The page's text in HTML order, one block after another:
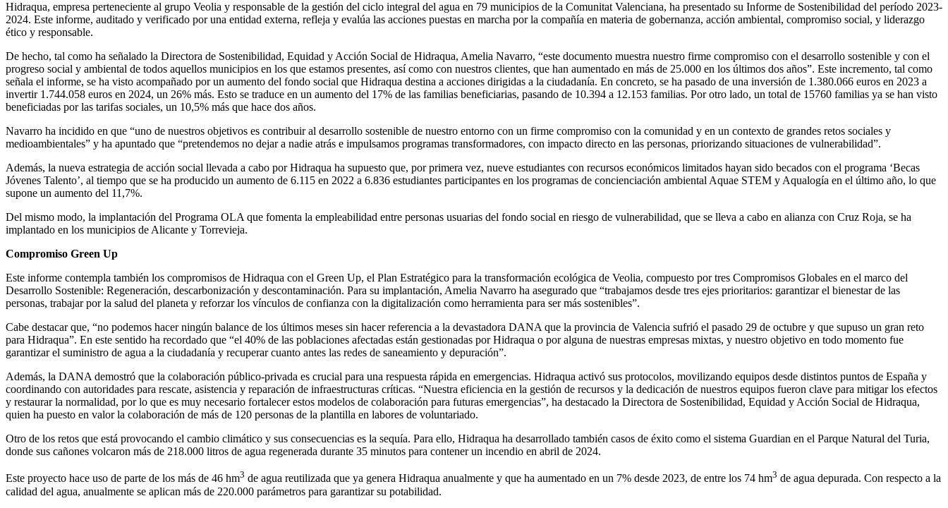
Hidraqua, empresa perteneciente al grupo Veolia y responsable de la gestión del ciclo integral del agua en 79 municipios de la Comunitat Valenciana, ha presentado su Informe de Sostenibilidad del período 2023-
2024. Este informe, auditado y verificado por una entidad externa, refleja y evalúa las acciones puestas en marcha por la compañía en materia de gobernanza, acción ambiental, compromiso social, y liderazgo
ético y responsable.
De hecho, tal como ha señalado la Directora de Sostenibilidad, Equidad y Acción Social de Hidraqua, Amelia Navarro, “este documento muestra nuestro firme compromiso con el desarrollo sostenible y con el
progreso social y ambiental de todos aquellos municipios en los que estamos presentes, así como con nuestros clientes, que han aumentado en más de 25.000 en los últimos dos años”. Este incremento, tal como
señala el informe, se ha visto acompañado por un aumento del fondo social que Hidraqua destina a acciones dirigidas a la ciudadanía. En concreto, se ha pasado de una inversión de 1.380.066 euros en 2023 a
invertir 1.744.058 euros en 2024, un 26% más. Esto se traduce en un aumento del 17% de las familias beneficiarias, pasando de 10.394 a 12.153 familias. Por otro lado, un total de 15760 familias ya se han visto
beneficiadas por las tarifas sociales, un 10,5% más que hace dos años.
Navarro ha incidido en que “uno de nuestros objetivos es contribuir al desarrollo sostenible de nuestro entorno con un firme compromiso con la comunidad y en un contexto de grandes retos sociales y
medioambientales” y ha apuntado que “pretendemos no dejar a nadie atrás e impulsamos programas transformadores, con impacto directo en las personas, priorizando situaciones de vulnerabilidad”.
Además, la nueva estrategia de acción social llevada a cabo por Hidraqua ha supuesto que, por primera vez, nueve estudiantes con recursos económicos limitados hayan sido becados con el programa ‘Becas
Jóvenes Talento’, al tiempo que se ha producido un aumento de 6.115 en 2022 a 6.836 estudiantes participantes en los programas de concienciación ambiental Aquae STEM y Aqualogía en el último año, lo que
supone un aumento del 11,7%.
Del mismo modo, la implantación del Programa OLA que fomenta la empleabilidad entre personas usuarias del fondo social en riesgo de vulnerabilidad, que se lleva a cabo en alianza con Cruz Roja, se ha
implantado en los municipios de Alicante y Torrevieja.
Compromiso Green Up
Este informe contempla también los compromisos de Hidraqua con el Green Up, el Plan Estratégico para la transformación ecológica de Veolia, compuesto por tres Compromisos Globales en el marco del
Desarrollo Sostenible: Regeneración, descarbonización y descontaminación. Para su implantación, Amelia Navarro ha asegurado que “trabajamos desde tres ejes prioritarios: garantizar el bienestar de las
personas, trabajar por la salud del planeta y reforzar los vínculos de confianza con la digitalización como herramienta para ser más sostenibles”.
Cabe destacar que, “no podemos hacer ningún balance de los últimos meses sin hacer referencia a la devastadora DANA que la provincia de Valencia sufrió el pasado 29 de octubre y que supuso un gran reto
para Hidraqua”. En este sentido ha recordado que “el 40% de las poblaciones afectadas están gestionadas por Hidraqua o por alguna de nuestras empresas mixtas, y nuestro objetivo en todo momento fue
garantizar el suministro de agua a la ciudadanía y recuperar cuanto antes las redes de saneamiento y depuración”.
Además, la DANA demostró que la colaboración público-privada es crucial para una respuesta rápida en emergencias. Hidraqua activó sus protocolos, movilizando equipos desde distintos puntos de España y
coordinando con autoridades para rescate, asistencia y reparación de infraestructuras críticas. “Nuestra eficiencia en la gestión de recursos y la dedicación de nuestros equipos fueron clave para mitigar los efectos
y restaurar la normalidad, por lo que es muy necesario fortalecer estos modelos de colaboración para futuras emergencias”, ha destacado la Directora de Sostenibilidad, Equidad y Acción Social de Hidraqua,
quien ha puesto en valor la colaboración de más de 120 personas de la plantilla en labores de voluntariado.
Otro de los retos que está provocando el cambio climático y sus consecuencias es la sequía. Para ello, Hidraqua ha desarrollado también casos de éxito como el sistema Guardian en el Parque Natural del Turia,
donde sus cañones volcaron más de 218.000 litros de agua regenerada durante 35 minutos para contener un incendio en abril de 2024.
Este proyecto hace uso de parte de los más de 46 hm3 de agua reutilizada que ya genera Hidraqua anualmente y que ha aumentado en un 7% desde 2023, de entre los 74 hm3 de agua depurada. Con respecto a la
calidad del agua, anualmente se aplican más de 220.000 parámetros para garantizar su potabilidad.